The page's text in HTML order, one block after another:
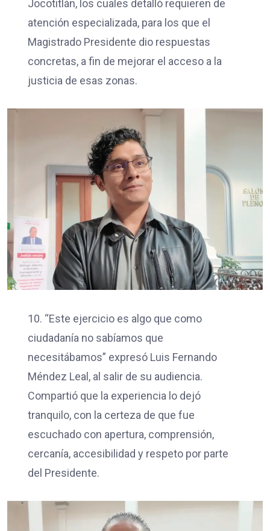
Jocotitlán, los cuales detalló requieren de
atención especializada, para los que el
Magistrado Presidente dio respuestas
concretas, a fin de mejorar el acceso a la
justicia de esas zonas.
10. “Este ejercicio es algo que como
ciudadanía no sabíamos que
necesitábamos” expresó Luis Fernando
Méndez Leal, al salir de su audiencia.
Compartió que la experiencia lo dejó
tranquilo, con la certeza de que fue
escuchado con apertura, comprensión,
cercanía, accesibilidad y respeto por parte
del Presidente.